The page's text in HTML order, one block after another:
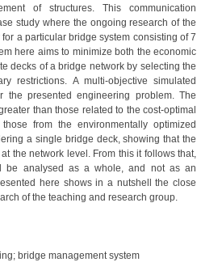
of structures. This communication
study where the ongoing research of the
a particular bridge system consisting of 7
here aims to minimize both the economic
decks of a bridge network by selecting the
restrictions. A multi-objective simulated
presented engineering problem. The
than those related to the cost-optimal
from the environmentally optimized
a single bridge deck, showing that the
the network level. From this it follows that,
be analysed as a whole, and not as an
here shows in a nutshell the close
of the teaching and research group.
bridge management system